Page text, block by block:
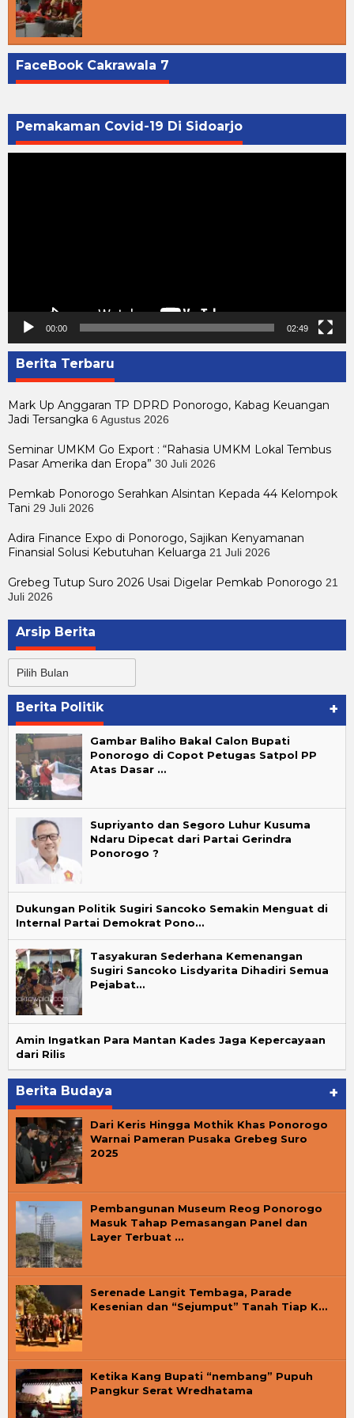
FaceBook Cakrawala 7
Pemakaman Covid-19 Di Sidoarjo
00:00 02:49
Berita Terbaru
Mark Up Anggaran TP DPRD Ponorogo, Kabag Keuangan
Jadi Tersangka 6 Agustus 2026
Seminar UMKM Go Export : “Rahasia UMKM Lokal Tembus
Pasar Amerika dan Eropa” 30 Juli 2026
Pemkab Ponorogo Serahkan Alsintan Kepada 44 Kelompok
Tani 29 Juli 2026
Adira Finance Expo di Ponorogo, Sajikan Kenyamanan
Finansial Solusi Kebutuhan Keluarga 21 Juli 2026
Grebeg Tutup Suro 2026 Usai Digelar Pemkab Ponorogo 21
Juli 2026
Arsip Berita
Berita
Berita Politik +
Gambar Baliho Bakal Calon Bupati
Ponorogo di Copot Petugas Satpol PP
Atas Dasar …
Supriyanto dan Segoro Luhur Kusuma
Ndaru Dipecat dari Partai Gerindra
Ponorogo ?
Dukungan Politik Sugiri Sancoko Semakin Menguat di
Internal Partai Demokrat Pono…
Tasyakuran Sederhana Kemenangan
Sugiri Sancoko Lisdyarita Dihadiri Semua
Pejabat…
Amin Ingatkan Para Mantan Kades Jaga Kepercayaan
dari Rilis
Berita Budaya +
Dari Keris Hingga Mothik Khas Ponorogo
Warnai Pameran Pusaka Grebeg Suro
2025
Pembangunan Museum Reog Ponorogo
Masuk Tahap Pemasangan Panel dan
Layer Terbuat …
Serenade Langit Tembaga, Parade
Kesenian dan “Sejumput” Tanah Tiap K…
Ketika Kang Bupati “nembang” Pupuh
Pangkur Serat Wredhatama